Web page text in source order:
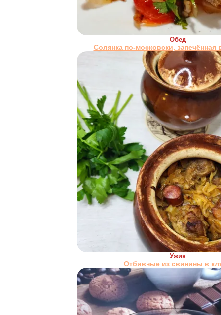
Обед
Солянка по-московски, запечённая
Ужин
Отбивные из свинины в